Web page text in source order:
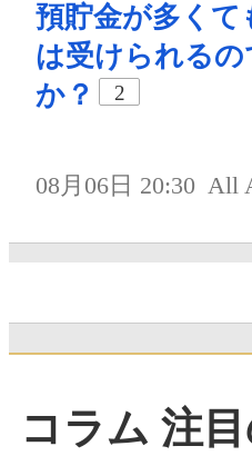
預貯金が多くて
は受けられるの
か？
2
08月06日 20:30 All
コラム 注